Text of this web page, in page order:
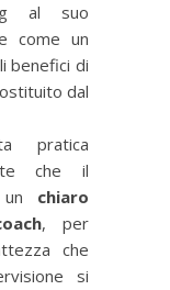
al suo
come un
benefici di
dal
pratica
che il
un chiaro
, per
che
si